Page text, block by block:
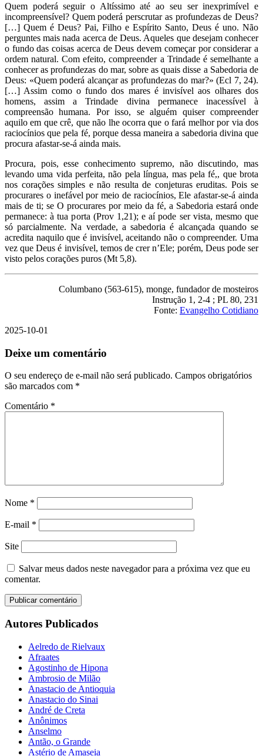
Quem poderá seguir o Altíssimo até ao seu ser inexprimível e
incompreensível? Quem poderá perscrutar as profundezas de Deus?
[…] Quem é Deus? Pai, Filho e Espírito Santo, Deus é uno. Não
perguntes mais nada acerca de Deus. Aqueles que desejam conhecer
o fundo das coisas acerca de Deus devem começar por considerar a
ordem natural. Com efeito, compreender a Trindade é semelhante a
conhecer as profundezas do mar, sobre as quais disse a Sabedoria de
Deus: «Quem poderá alcançar as profundezas do mar?» (Ecl 7, 24).
[…] Assim como o fundo dos mares é invisível aos olhares dos
homens, assim a Trindade divina permanece inacessível à
compreensão humana. Por isso, se alguém quiser compreender
aquilo em que crê, que não lhe ocorra que o fará melhor por via dos
raciocínios que pela fé, porque dessa maneira a sabedoria divina que
procura afastar-se-á ainda mais.
Procura, pois, esse conhecimento supremo, não discutindo, mas
levando uma vida perfeita, não pela língua, mas pela fé,, que brota
nos corações simples e não resulta de conjeturas eruditas. Pois se
procurares o inefável por meio de raciocínios, Ele afastar-se-á ainda
mais de ti; se O procurares por meio da fé, a Sabedoria estará onde
permanece: à tua porta (Prov 1,21); e aí pode ser vista, mesmo que
só parcialmente. Na verdade, a sabedoria é alcançada quando se
acredita naquilo que é invisível, aceitando não o compreender. Uma
vez que Deus é invisível, temos de crer n’Ele; porém, Deus pode ser
visto pelos corações puros (Mt 5,8).
Columbano (563-615), monge, fundador de mosteiros
Instrução 1, 2-4 ; PL 80, 231
Fonte: Evangelho Cotidiano
2025-10-01
Deixe um comentário
O seu endereço de e-mail não será publicado. Campos obrigatórios
são marcados com *
Comentário *
Nome *
E-mail *
Site
Salvar meus dados neste navegador para a próxima vez que eu
comentar.
Autores Publicados
Aelredo de Rielvaux
Afraates
Agostinho de Hipona
Ambrosio de Milão
Anastacio de Antioquia
Anastacio do Sinai
André de Creta
Anônimos
Anselmo
Antão, o Grande
Astério de Amaseia